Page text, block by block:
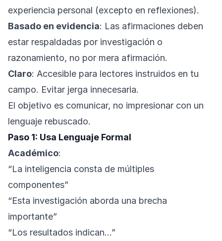
experiencia personal (excepto en reflexiones).
Basado en evidencia: Las afirmaciones deben
estar respaldadas por investigación o
razonamiento, no por mera afirmación.
Claro: Accesible para lectores instruidos en tu
campo. Evitar jerga innecesaria.
El objetivo es comunicar, no impresionar con un
lenguaje rebuscado.
Paso 1: Usa Lenguaje Formal
Académico:
“La inteligencia consta de múltiples
componentes”
“Esta investigación aborda una brecha
importante”
“Los resultados indican…”